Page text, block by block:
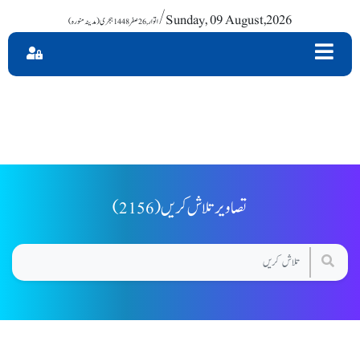
اتوار , 26 صفر 1448 ہجری (مدینہ منورہ)/ Sunday, 09 August,2026
(2156) تصاویر تلاش کریں